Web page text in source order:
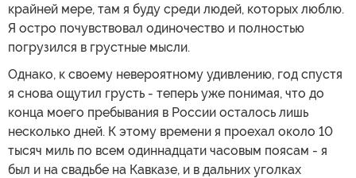
крайней мере, там я буду среди людей, которых люблю.
Я остро почувствовал одиночество и полностью
погрузился в грустные мысли.
Однако, к своему невероятному удивлению, год спустя
я снова ощутил грусть - теперь уже понимая, что до
конца моего пребывания в России осталось лишь
несколько дней. К этому времени я проехал около 10
тысяч миль по всем одиннадцати часовым поясам - я
был и на свадьбе на Кавказе, и в дальних уголках